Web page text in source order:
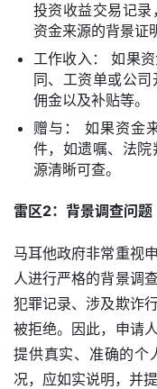
投资收益交易记
资金来源的背景证
工作收入： 如果
同、工资单或公司
佣金以及补贴等。
赠与： 如果资金
件，如遗嘱、法
源清晰可查。
雷区2：背景调查问题
马耳他政府非常重视
人进行严格的背景调
犯罪记录、涉及欺诈
被拒绝。因此，申请
提供真实、准确的个
况，应如实说明，并